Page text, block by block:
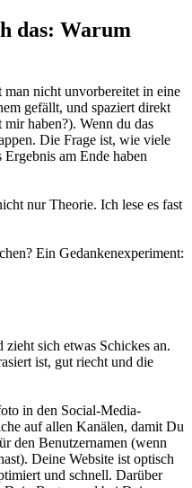
das: Warum
nicht unvorbereitet in eine
gefällt, und spaziert direkt
haben?). Wenn du das
Die Frage ist, wie viele
am Ende haben
nur Theorie. Ich lese es fast
Ein Gedankenexperiment:
sich etwas Schickes an.
ist, gut riecht und die
in den Social-Media-
auf allen Kanälen, damit Du
den Benutzernamen (wenn
Deine Website ist optisch
und schnell. Darüber